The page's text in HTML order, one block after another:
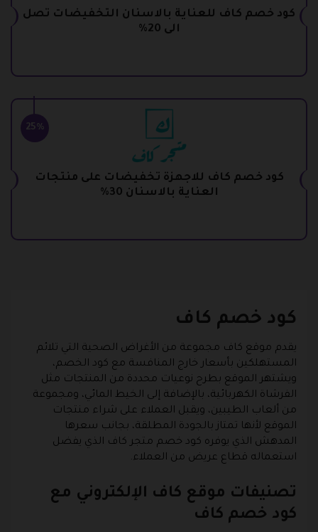
كود خصم كاف للعناية بالاسنان التخفيضات تصل
الى 20%
25%
كود خصم كاف للاجهزة تخفيضات على منتجات
العناية بالاسنان 30%
كود خصم كاف
يقدم موقع كاف مجموعة من الأغراض الصحية التي تلائم
المستهلكين بأسعار خارج المنافسة مع كود الخصم،
ويشتهر الموقع بطرح نوعيات محددة من المنتجات مثل
الفرشاة الكهربائية، بالإضافة إلى الخيط المائي، ومجموعة
من ألعاب الطيبين، ويقبل العملاء على شراء منتجات
الموقع لأنها تمتاز بالجودة المطلقة، بجانب سعرها
المدهش الذي يوفره كود خصم متجر كاف الذي يفضل
استعماله قطاع عريض من العملاء.
تصنيفات موقع كاف الإلكتروني مع
كود خصم كاف